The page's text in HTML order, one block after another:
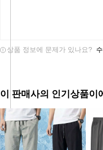
상품 정보에 문제가 있나요?
이 판매사의 인기상품이